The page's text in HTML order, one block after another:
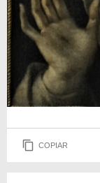
COPIAR